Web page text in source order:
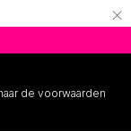
×
de voorwaarden